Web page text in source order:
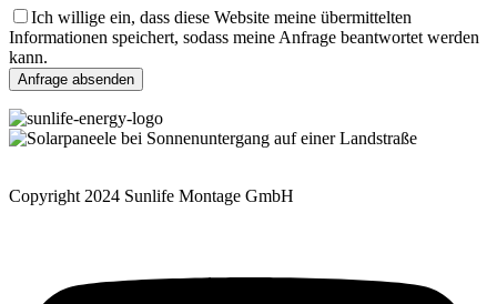
Ich willige ein, dass diese Website meine übermittelten
Informationen speichert, sodass meine Anfrage beantwortet werden
kann.
Copyright 2024 Sunlife Montage GmbH